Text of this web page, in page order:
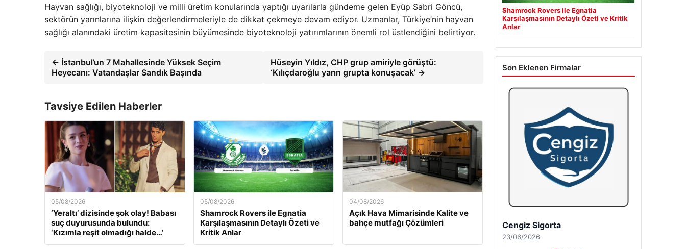
Hayvan sağlığı, biyoteknoloji ve milli üretim konularında yaptığı uyarılarla gündeme gelen Eyüp Sabri Göncü,
sektörün yarınlarına ilişkin değerlendirmeleriyle de dikkat çekmeye devam ediyor. Uzmanlar, Türkiye’nin hayvan
sağlığı alanındaki üretim kapasitesinin büyümesinde biyoteknoloji yatırımlarının önemli rol üstlendiğini belirtiyor.
← İstanbul’un 7 Mahallesinde Yüksek Seçim
Heyecanı: Vatandaşlar Sandık Başında
Hüseyin Yıldız, CHP grup amiriyle görüştü:
‘Kılıçdaroğlu yarın grupta konuşacak’ →
Tavsiye Edilen Haberler
05/08/2026
‘Yeraltı’ dizisinde şok olay! Babası
suç duyurusunda bulundu:
‘Kızımla reşit olmadığı halde…’
05/08/2026
Shamrock Rovers ile Egnatia
Karşılaşmasının Detaylı Özeti ve
Kritik Anlar
04/08/2026
Açık Hava Mimarisinde Kalite ve
bahçe mutfağı Çözümleri
Shamrock Rovers ile Egnatia
Karşılaşmasının Detaylı Özeti ve Kritik
Anlar
Son Eklenen Firmalar
Hastaş Beton
26/05/2026